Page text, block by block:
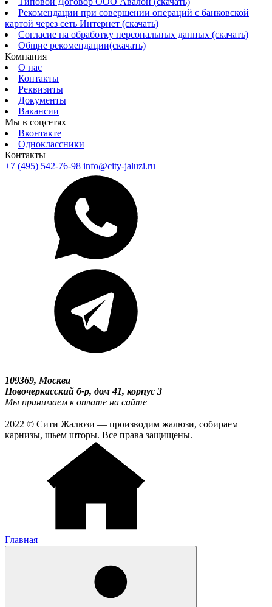
Рекомендации при совершении операций с банковской
картой через сеть Интернет (скачать)
Согласие на обработку персональных данных (скачать)
Общие рекомендации(скачать)
Компания
О нас
Контакты
Реквизиты
Документы
Вакансии
Мы в соцсетях
Вконтакте
Одноклассники
Контакты
+7 (495) 542-76-98 info@city-jaluzi.ru
109369, Москва
Новочеркасский б-р, дом 41, корпус 3
Мы принимаем к оплате на сайте
2022 © Сити Жалюзи — производим жалюзи, собираем
карнизы, шьем шторы. Все права защищены.
Главная